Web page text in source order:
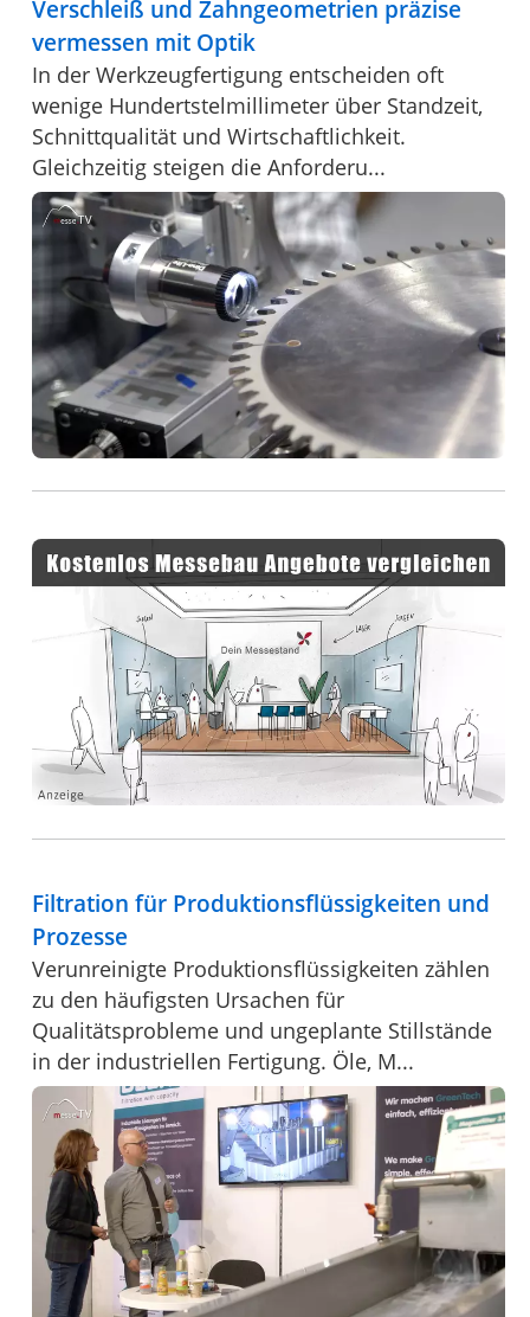
Verschleiß und Zahngeometrien präzise
vermessen mit Optik
In der Werkzeugfertigung entscheiden oft
wenige Hundertstelmillimeter über Standzeit,
Schnittqualität und Wirtschaftlichkeit.
Gleichzeitig steigen die Anforderu...
Filtration für Produktionsflüssigkeiten und
Prozesse
Verunreinigte Produktionsflüssigkeiten zählen
zu den häufigsten Ursachen für
Qualitätsprobleme und ungeplante Stillstände
in der industriellen Fertigung. Öle, M...